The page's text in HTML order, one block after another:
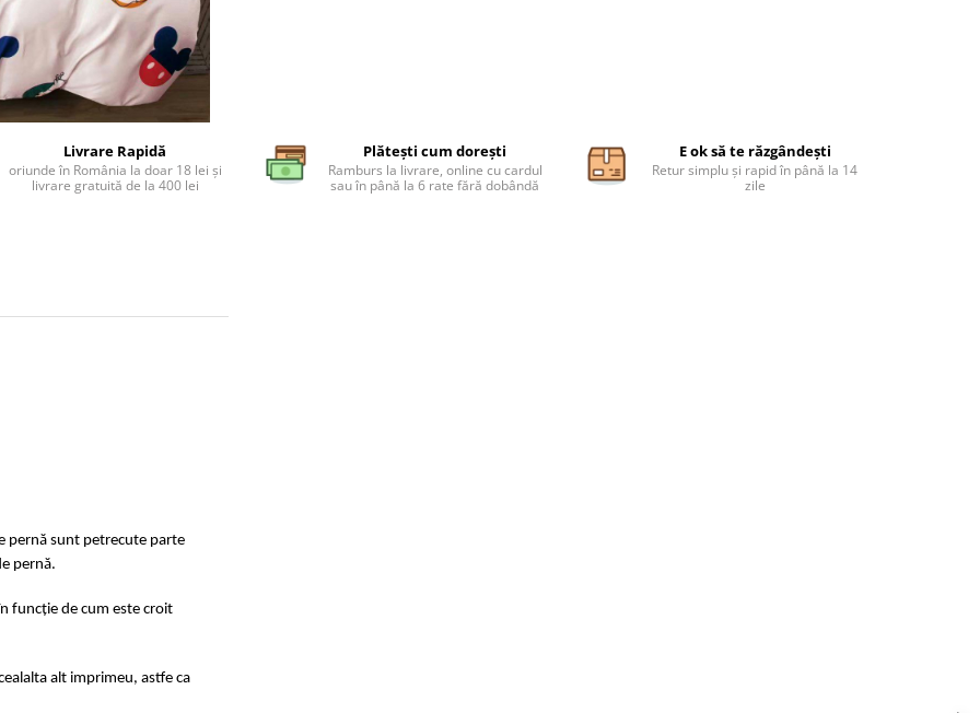
Livrare Rapidă
oriunde în România la doar 18 lei și
livrare gratuită de la 400 lei
Plătești cum dorești
Ramburs la livrare, online cu cardul
sau în până la 6 rate fără dobândă
E ok să te răzgândești
Retur simplu și rapid în până la 14
zile
pernă sunt petrecute parte
pernă.
funcție de cum este croit
alt imprimeu, astfe ca